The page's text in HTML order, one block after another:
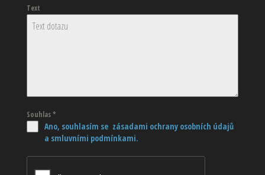
Text
Souhlas*
Ano, souhlasím se zásadami ochrany osobních údajů
a smluvními podmínkami.